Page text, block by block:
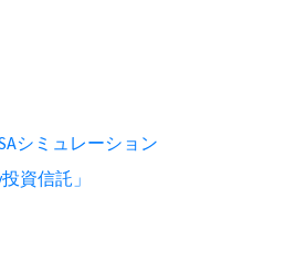
シミュレーション
資信託」